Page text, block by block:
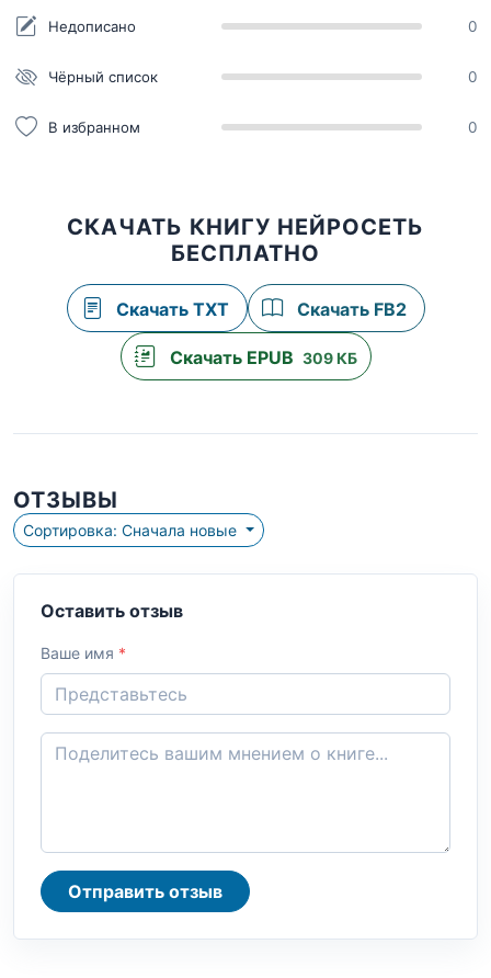
Недописано 0
Чёрный список 0
В избранном 0
СКАЧАТЬ КНИГУ НЕЙРОСЕТЬ
БЕСПЛАТНО
Скачать TXT Скачать FB2
Скачать EPUB 309 КБ
ОТЗЫВЫ
Сортировка: Сначала новые
Оставить отзыв
Ваше имя *
Отправить отзыв